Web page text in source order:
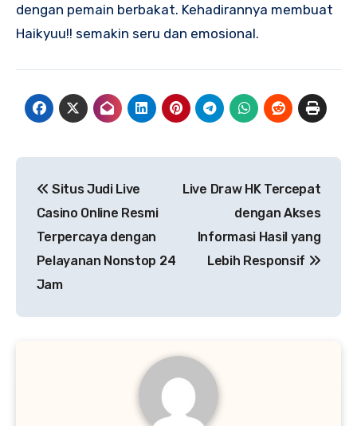
dengan pemain berbakat. Kehadirannya membuat
Haikyuu!! semakin seru dan emosional.
pos
Situs Judi Live
Casino Online Resmi
Terpercaya dengan
Pelayanan Nonstop 24
Jam
Live Draw HK Tercepat
dengan Akses
Informasi Hasil yang
Lebih Responsif